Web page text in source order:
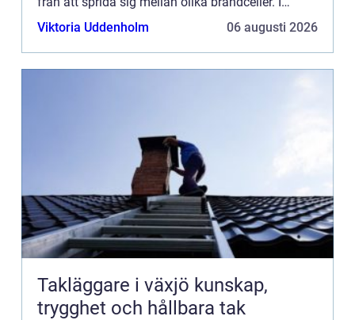
Skåne har betydelsen av effektiv bran...
Viktoria Uddenholm 06 augusti 2026
Takläggare i växjö kunskap,
trygghet och hållbara tak